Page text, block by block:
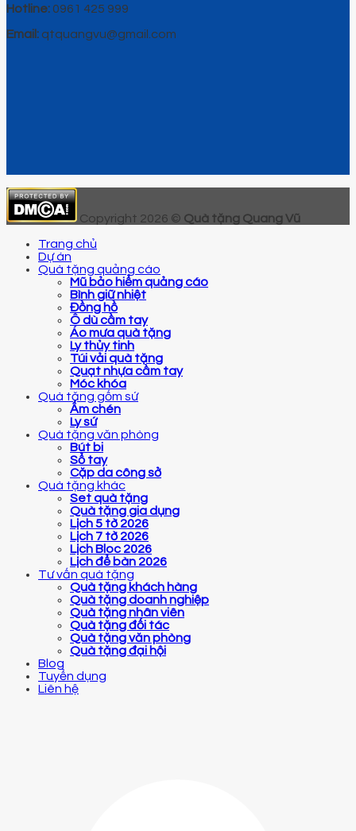
Hotline: 0961 425 999
Email: qtquangvu@gmail.com
Copyright 2026 © Quà tặng Quang Vũ
Trang chủ
Dự án
Quà tặng quảng cáo
Mũ bảo hiểm quảng cáo
Bình giữ nhiệt
Đồng hồ
Ô dù cầm tay
Áo mưa quà tặng
Ly thủy tinh
Túi vải quà tặng
Quạt nhựa cầm tay
Móc khóa
Quà tặng gốm sứ
Ấm chén
Ly sứ
Quà tặng văn phòng
Bút bi
Sổ tay
Cặp da công sở
Quà tặng khác
Set quà tặng
Quà tặng gia dụng
Lịch 5 tờ 2026
Lịch 7 tờ 2026
Lịch Bloc 2026
Lịch để bàn 2026
Tư vấn quà tặng
Quà tặng khách hàng
Quà tặng doanh nghiệp
Quà tặng nhân viên
Quà tặng đối tác
Quà tặng văn phòng
Quà tặng đại hội
Blog
Tuyển dụng
Liên hệ